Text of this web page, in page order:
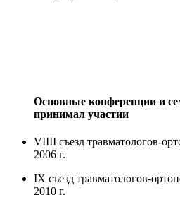
Основные конференции и
принимал участии
VIIII съезд травматологов-
2006 г.
IX съезд травматологов-
2010 г.